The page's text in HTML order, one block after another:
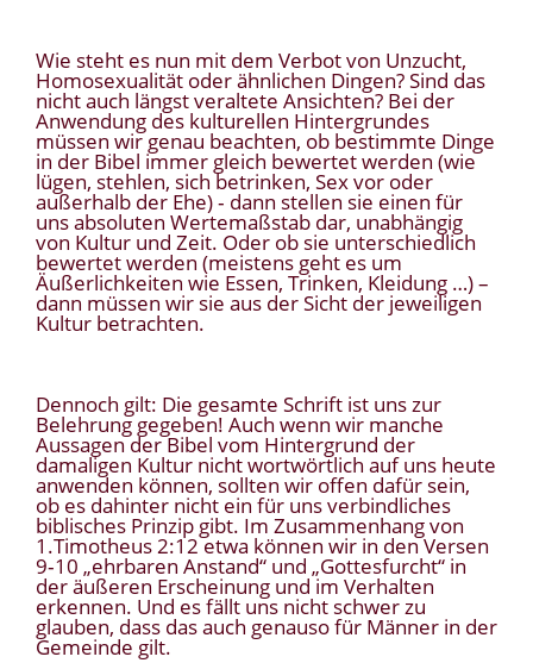
Wie steht es nun mit dem Verbot von Unzucht,
Homosexualität oder ähnlichen Dingen? Sind das
nicht auch längst veraltete Ansichten? Bei der
Anwendung des kulturellen Hintergrundes
müssen wir genau beachten, ob bestimmte Dinge
in der Bibel immer gleich bewertet werden (wie
lügen, stehlen, sich betrinken, Sex vor oder
außerhalb der Ehe) ‑ dann stellen sie einen für
uns absoluten Wertemaßstab dar, unabhängig
von Kultur und Zeit. Oder ob sie unterschiedlich
bewertet werden (meistens geht es um
Äußerlichkeiten wie Essen, Trinken, Kleidung …) –
dann müssen wir sie aus der Sicht der jeweiligen
Kultur betrachten.
Dennoch gilt: Die gesamte Schrift ist uns zur
Belehrung gegeben! Auch wenn wir manche
Aussagen der Bibel vom Hintergrund der
damaligen Kultur nicht wortwörtlich auf uns heute
anwenden können, sollten wir offen dafür sein,
ob es dahinter nicht ein für uns verbindliches
biblisches Prinzip gibt. Im Zusammenhang von
1.Timotheus 2:12 etwa können wir in den Versen
9‑10 „ehrbaren Anstand“ und „Gottesfurcht“ in
der äußeren Erscheinung und im Verhalten
erkennen. Und es fällt uns nicht schwer zu
glauben, dass das auch genauso für Männer in der
Gemeinde gilt.